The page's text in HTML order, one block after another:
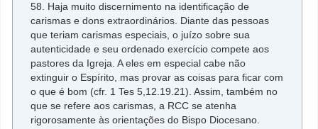
58. Haja muito discernimento na identificação de
carismas e dons extraordinários. Diante das pessoas
que teriam carismas especiais, o juízo sobre sua
autenticidade e seu ordenado exercício compete aos
pastores da Igreja. A eles em especial cabe não
extinguir o Espírito, mas provar as coisas para ficar com
o que é bom (cfr. 1 Tes 5,12.19.21). Assim, também no
que se refere aos carismas, a RCC se atenha
rigorosamente às orientações do Bispo Diocesano.